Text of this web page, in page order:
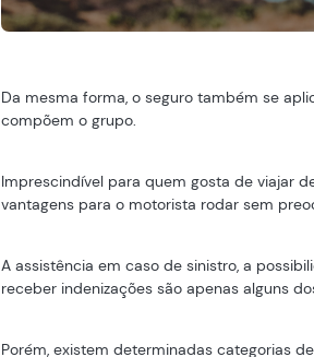
Da mesma forma, o seguro também se
compõem o grupo.
Imprescindível para quem gosta de viajar
vantagens para o motorista rodar sem
A assistência em caso de sinistro, a
receber indenizações são apenas alguns
Porém, existem determinadas categorias